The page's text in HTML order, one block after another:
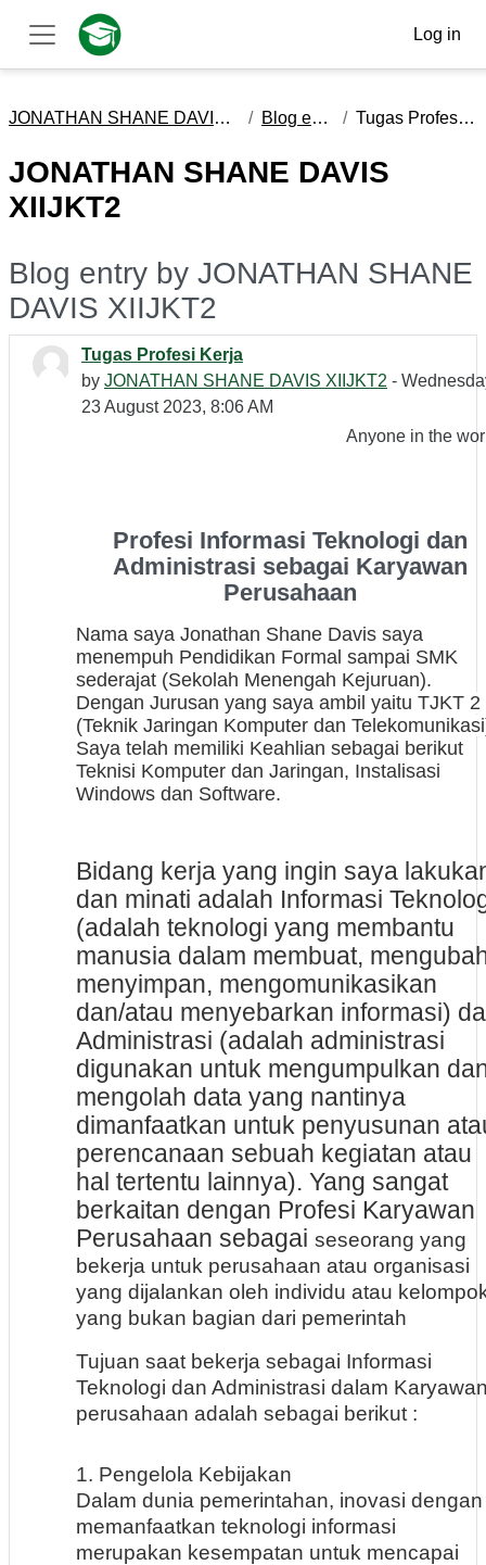
Skip to main content
Side panel
Log in
JONATHAN SHANE DAVIS XIIJKT2 Blog entries Tugas Profesi Kerja
JONATHAN SHANE DAVIS
XIIJKT2
Blog entry by JONATHAN SHANE
DAVIS XIIJKT2
Tugas Profesi Kerja
by JONATHAN SHANE DAVIS XIIJKT2 -
23 August 2023, 8:06 AM
Anyone in the
Profesi Informasi Teknologi dan
Administrasi sebagai Karyawan
Perusahaan
Nama saya Jonathan Shane Davis saya
menempuh Pendidikan Formal sampai SMK
sederajat (Sekolah Menengah Kejuruan).
Dengan Jurusan yang saya ambil yaitu TJKT 2
(Teknik Jaringan Komputer dan
Saya telah memiliki Keahlian sebagai berikut
Teknisi Komputer dan Jaringan, Instalisasi
Windows dan Software.
Bidang kerja yang ingin saya
dan minati adalah Informasi
(adalah teknologi yang membantu
manusia dalam membuat,
menyimpan, mengomunikasikan
dan/atau menyebarkan informasi)
Administrasi (adalah administrasi
digunakan untuk mengumpulkan
mengolah data yang nantinya
dimanfaatkan untuk penyusunan
perencanaan sebuah kegiatan atau
hal tertentu lainnya). Yang sangat
berkaitan dengan Profesi Karyawan
Perusahaan sebagai seseorang yang
bekerja untuk perusahaan atau organisasi
yang dijalankan oleh individu atau
yang bukan bagian dari pemerintah
Tujuan saat bekerja sebagai Informasi
Teknologi dan Administrasi dalam
perusahaan adalah sebagai berikut :
1. Pengelola Kebijakan
Dalam dunia pemerintahan, inovasi dengan
memanfaatkan teknologi informasi
merupakan kesempatan untuk mencapai